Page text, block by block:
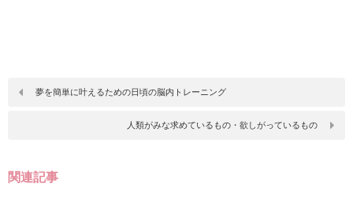
夢を簡単に叶えるための日頃の脳内トレーニング
人類がみな求めているもの・欲しがっているもの
関連記事